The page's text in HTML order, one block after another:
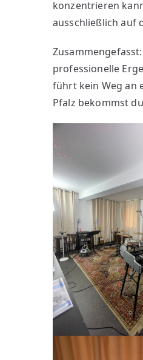
konzentrieren
ausschließlich auf
professionelle
führt kein Weg an
Pfalz bekommst